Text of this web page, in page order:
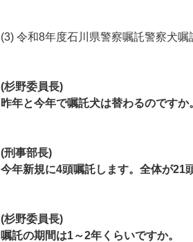
(3) 令和8年度石川県警察嘱託警察犬
(杉野委員長)
昨年と今年で嘱託犬は替わるのです
(刑事部長)
今年新規に4頭嘱託します。全体が21
(杉野委員長)
嘱託の期間は1～2年くらいですか。